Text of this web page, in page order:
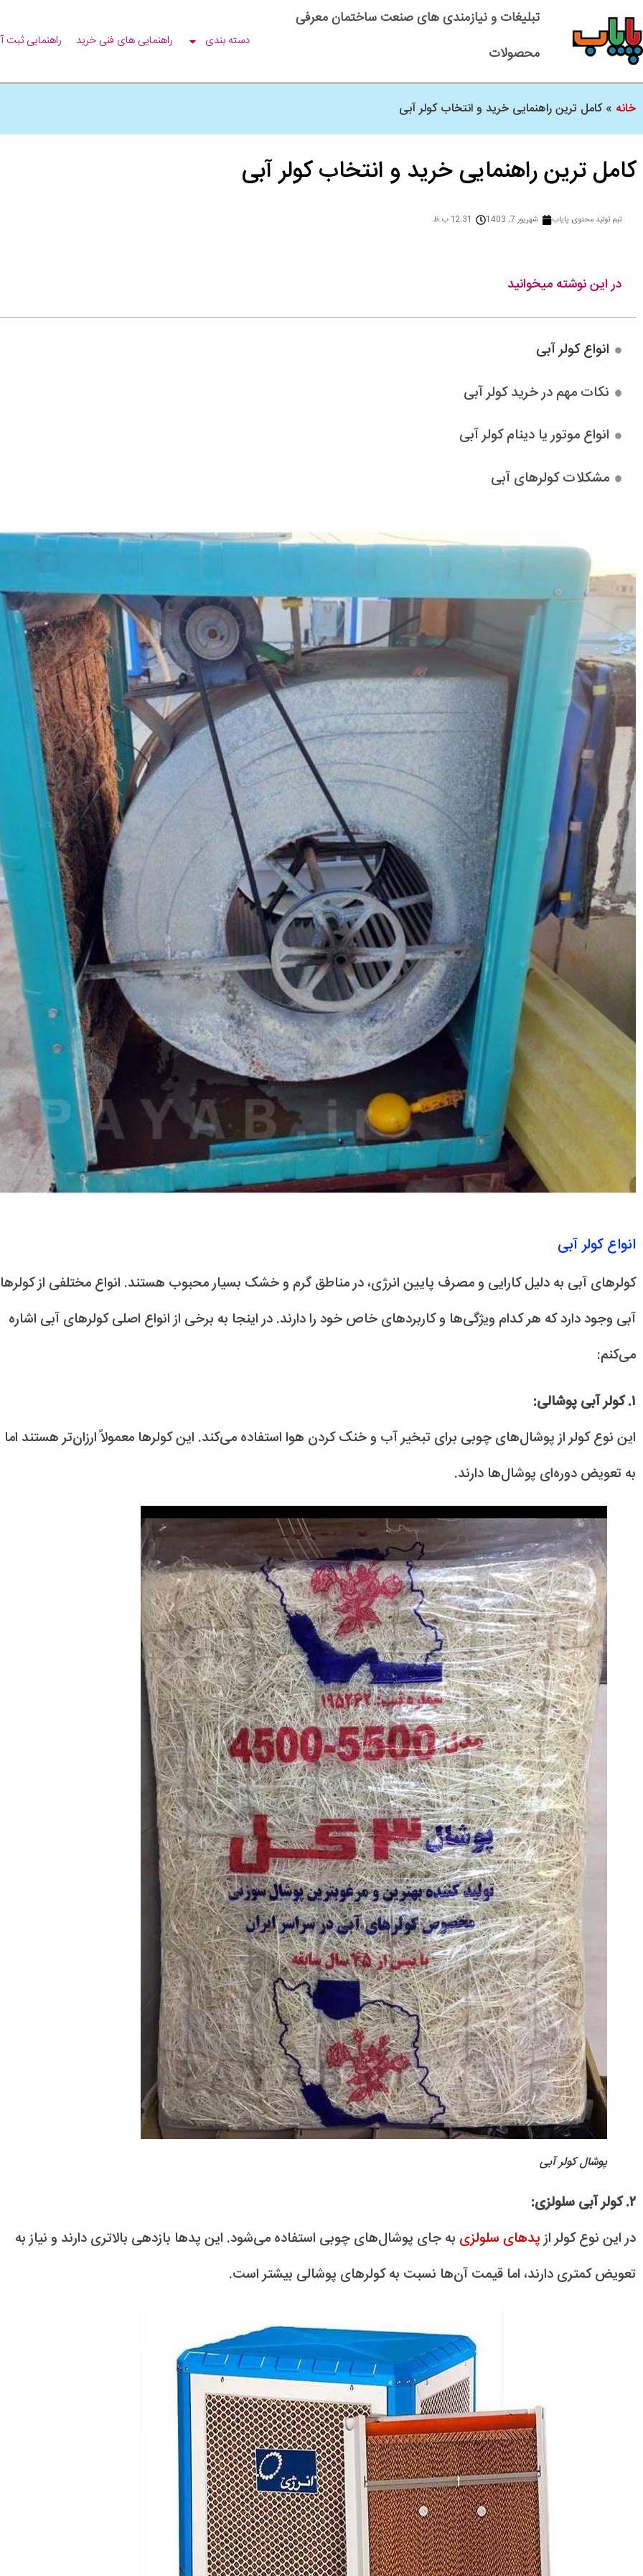
تبلیغات و نیازمندی های صنعت ساختمان معرفی
محصولات
دسته بندی راهنمایی های فنی خرید راهنمایی ثبت
خانه »کامل ترین راهنمایی خرید و انتخاب کولر آبی
کامل ترین راهنمایی خرید و انتخاب کولر آبی
تیم تولید محتوی پایاب شهریور 7, 1403 12:31 ب.ظ
در این نوشته میخوانید
انواع کولر آبی
نکات مهم در خرید کولر آبی
انواع موتور یا دینام کولر آبی
مشکلات کولرهای آبی
انواع کولر آبی
کولرهای آبی به دلیل کارایی و مصرف پایین انرژی، در مناطق گرم و خشک بسیار محبوب هستند. انواع مختلفی از
آبی وجود دارد که هر کدام ویژگی‌ها و کاربردهای خاص خود را دارند. در اینجا به برخی از انواع اصلی کولرهای آبی اشاره
می‌کنم:
۱. کولر آبی پوشالی:
این نوع کولر از پوشال‌های چوبی برای تبخیر آب و خنک کردن هوا استفاده می‌کند. این کولرها معمولاً ارزان‌تر هستند اما
به تعویض دوره‌ای پوشال‌ها دارند.
پوشال کولر آبی
۲. کولر آبی سلولزی:
در این نوع کولر ازپدهای سلولزی به جای پوشال‌های چوبی استفاده می‌شود. این پدها بازدهی بالاتری دارند و نیاز به
تعویض کمتری دارند، اما قیمت آن‌ها نسبت به کولرهای پوشالی بیشتر است.